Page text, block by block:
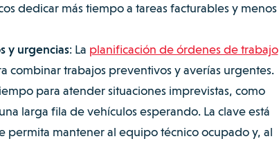
dedicar más tiempo a tareas facturables y menos
y urgencias: La planificación de órdenes de trabajo
combinar trabajos preventivos y averías urgentes.
para atender situaciones imprevistas, como
larga fila de vehículos esperando. La clave está
mantener al equipo técnico ocupado y, al